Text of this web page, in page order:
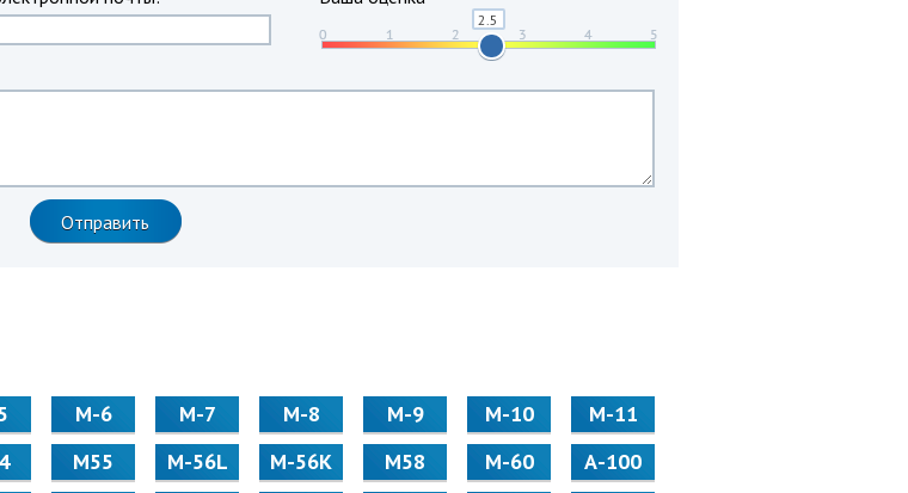
М-6 М-7 М-8 М-9 М-10
М-11
М55 M-56L M-56K М58 M-60
А-100